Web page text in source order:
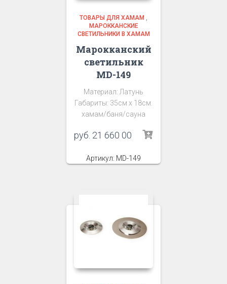
ТОВАРЫ ДЛЯ ХАМАМ ,
МАРОККАНСКИЕ
СВЕТИЛЬНИКИ В ХАМАМ
Марокканский
светильник
MD-149
Материал: Латунь
Габариты: 35см х 18см.
хамам/баня/сауна
руб. 21 660 00
Артикул: MD-149